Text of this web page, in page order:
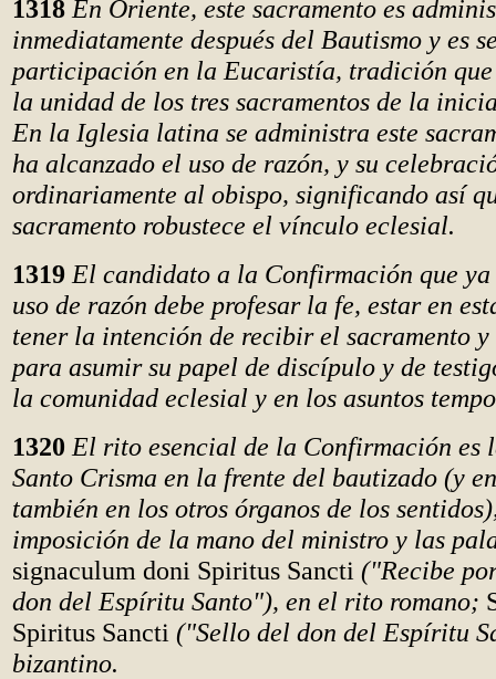
1318 En Oriente, este sacramento es
inmediatamente después del Bautismo y es
participación en la Eucaristía, tradición que
la unidad de los tres sacramentos de la
En la Iglesia latina se administra este
ha alcanzado el uso de razón, y su
ordinariamente al obispo, significando así
sacramento robustece el vínculo eclesial.
1319 El candidato a la Confirmación que
uso de razón debe profesar la fe, estar en
tener la intención de recibir el sacramento
para asumir su papel de discípulo y de
la comunidad eclesial y en los asuntos
1320 El rito esencial de la Confirmación es
Santo Crisma en la frente del bautizado (y
también en los otros órganos de los
imposición de la mano del ministro y las
signaculum doni Spiritus Sancti ("Recibe
don del Espíritu Santo"), en el rito romano;
Spiritus Sancti ("Sello del don del Espíritu
bizantino.